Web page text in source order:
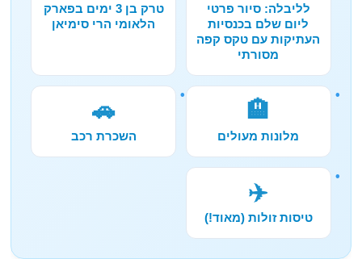
לליבלה: סיור פרטי
ליום שלם בכנסיות
העתיקות עם טקס קפה
מסורתי
טרק בן 3 ימים בפארק
הלאומי הרי סימיאן
🏨
מלונות מעולים
🚗
השכרת רכב
✈️
טיסות זולות (מאוד!)